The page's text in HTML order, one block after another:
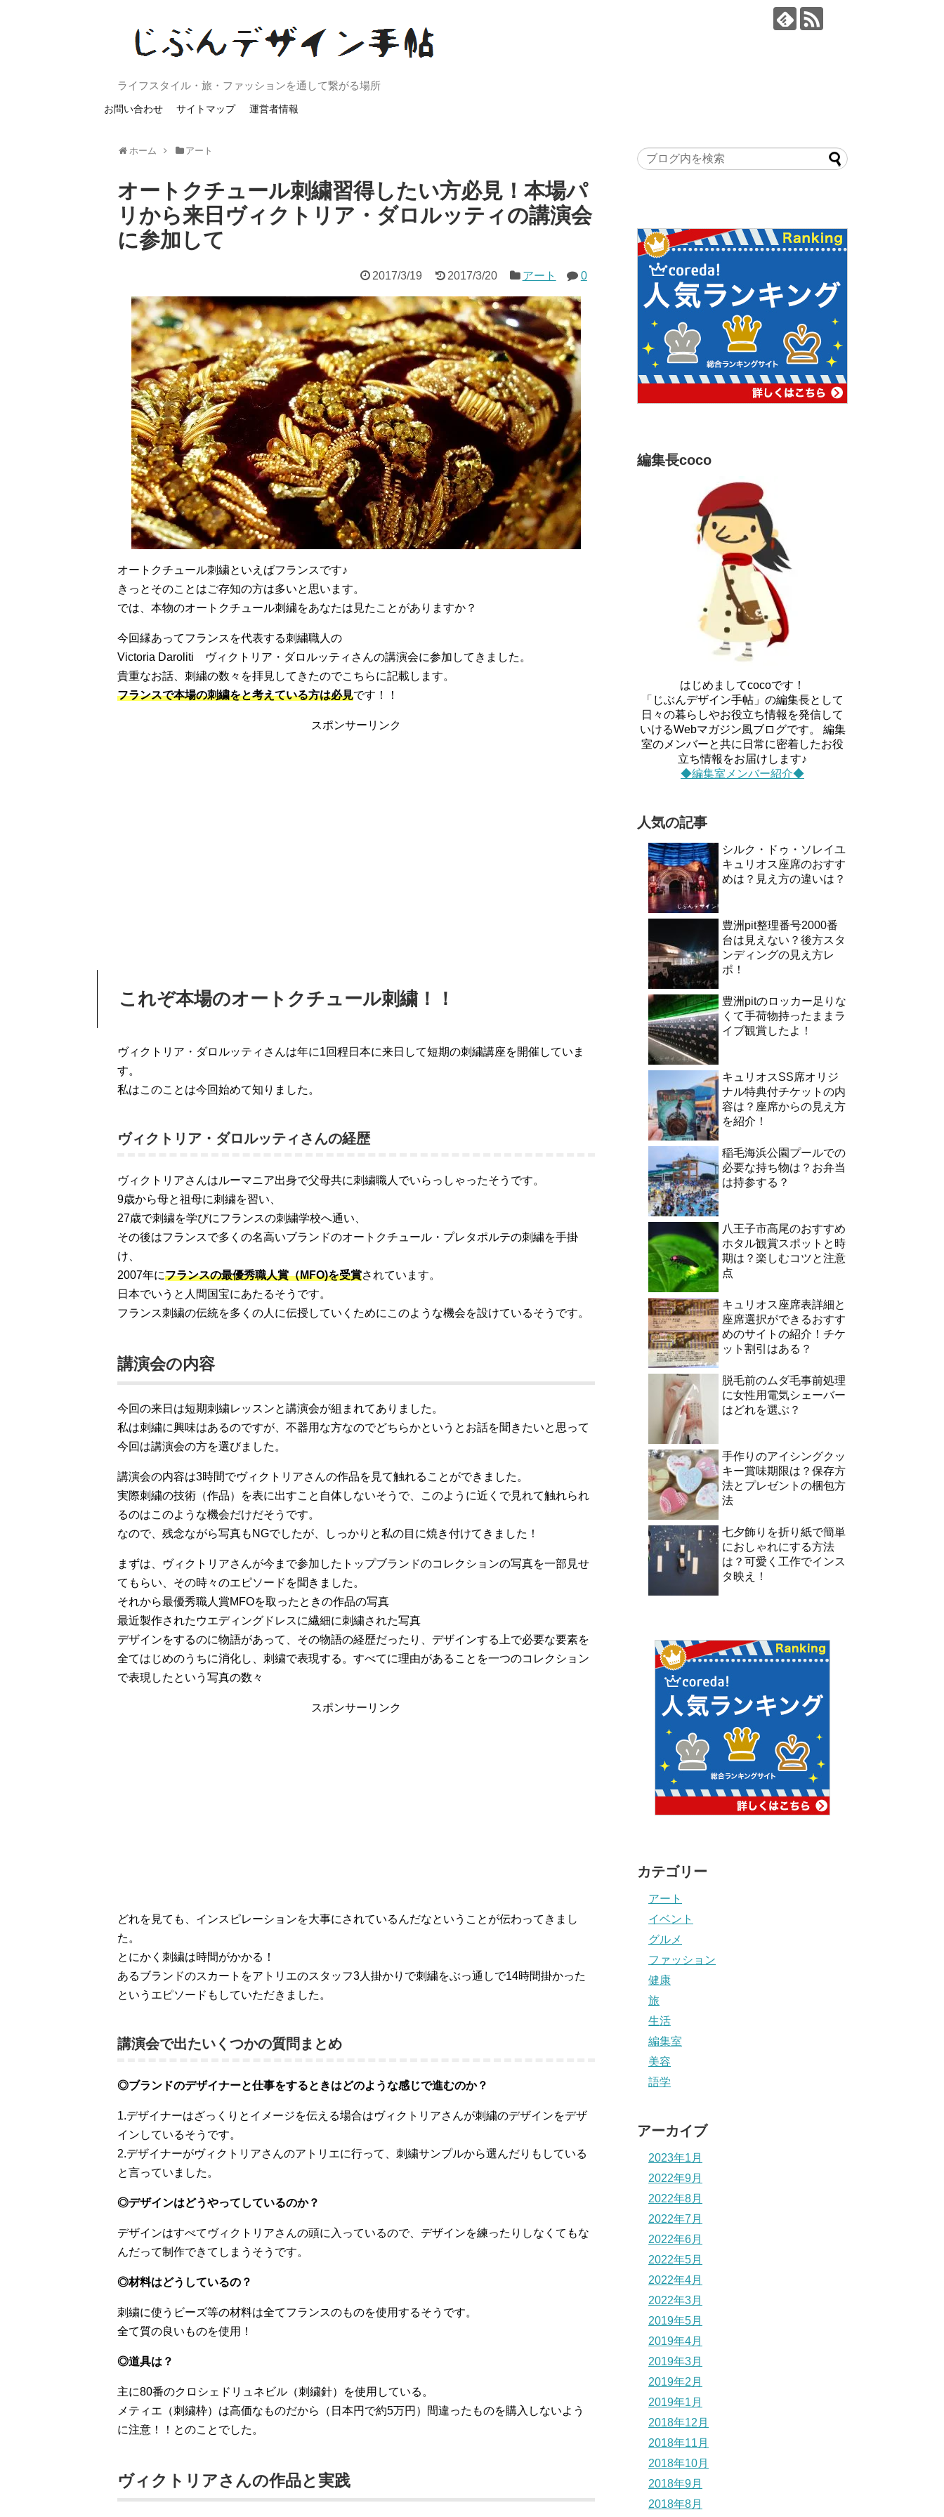
ライフスタイル・旅・ファッションを通して繋がる場所
お問い合わせ サイトマップ 運営者情報
ホーム アート
オートクチュール刺繍習得したい方必見！本場パ
リから来日ヴィクトリア・ダロルッティの講演会
に参加して
2017/3/19 2017/3/20 アート 0
オートクチュール刺繍といえばフランスです♪
きっとそのことはご存知の方は多いと思います。
では、本物のオートクチュール刺繍をあなたは見たことがありますか？
今回縁あってフランスを代表する刺繍職人の
Victoria Daroliti ヴィクトリア・ダロルッティさんの講演会に参加してきました。
貴重なお話、刺繍の数々を拝見してきたのでこちらに記載します。
フランスで本場の刺繍をと考えている方は必見です！！
スポンサーリンク
これぞ本場のオートクチュール刺繍！！
ヴィクトリア・ダロルッティさんは年に1回程日本に来日して短期の刺繍講座を開催していま
す。
私はこのことは今回始めて知りました。
ヴィクトリア・ダロルッティさんの経歴
ヴィクトリアさんはルーマニア出身で父母共に刺繍職人でいらっしゃったそうです。
9歳から母と祖母に刺繍を習い、
27歳で刺繍を学びにフランスの刺繍学校へ通い、
その後はフランスで多くの名高いブランドのオートクチュール・プレタポルテの刺繍を手掛
け、
2007年にフランスの最優秀職人賞（MFO)を受賞されています。
日本でいうと人間国宝にあたるそうです。
フランス刺繍の伝統を多くの人に伝授していくためにこのような機会を設けているそうです。
講演会の内容
今回の来日は短期刺繍レッスンと講演会が組まれてありました。
私は刺繍に興味はあるのですが、不器用な方なのでどちらかというとお話を聞きたいと思って
今回は講演会の方を選びました。
講演会の内容は3時間でヴィクトリアさんの作品を見て触れることができました。
実際刺繍の技術（作品）を表に出すこと自体しないそうで、このように近くで見れて触れられ
るのはこのような機会だけだそうです。
なので、残念ながら写真もNGでしたが、しっかりと私の目に焼き付けてきました！
まずは、ヴィクトリアさんが今まで参加したトップブランドのコレクションの写真を一部見せ
てもらい、その時々のエピソードを聞きました。
それから最優秀職人賞MFOを取ったときの作品の写真
最近製作されたウエディングドレスに繊細に刺繍された写真
デザインをするのに物語があって、その物語の経歴だったり、デザインする上で必要な要素を
全てはじめのうちに消化し、刺繍で表現する。すべてに理由があることを一つのコレクション
で表現したという写真の数々
スポンサーリンク
どれを見ても、インスピレーションを大事にされているんだなということが伝わってきまし
た。
とにかく刺繍は時間がかかる！
あるブランドのスカートをアトリエのスタッフ3人掛かりで刺繍をぶっ通しで14時間掛かった
というエピソードもしていただきました。
講演会で出たいくつかの質問まとめ
◎ブランドのデザイナーと仕事をするときはどのような感じで進むのか？
1.デザイナーはざっくりとイメージを伝える場合はヴィクトリアさんが刺繍のデザインをデザ
インしているそうです。
2.デザイナーがヴィクトリアさんのアトリエに行って、刺繍サンプルから選んだりもしている
と言っていました。
◎デザインはどうやってしているのか？
デザインはすべてヴィクトリアさんの頭に入っているので、デザインを練ったりしなくてもな
んだって制作できてしまうそうです。
◎材料はどうしているの？
刺繍に使うビーズ等の材料は全てフランスのものを使用するそうです。
全て質の良いものを使用！
◎道具は？
主に80番のクロシェドリュネビル（刺繍針）を使用している。
メティエ（刺繍枠）は高価なものだから（日本円で約5万円）間違ったものを購入しないよう
に注意！！とのことでした。
ヴィクトリアさんの作品と実践
編集長coco
はじめましてcocoです！
「じぶんデザイン手帖」の編集長として
日々の暮らしやお役立ち情報を発信して
いけるWebマガジン風ブログです。 編集
室のメンバーと共に日常に密着したお役
立ち情報をお届けします♪
◆編集室メンバー紹介◆
人気の記事
シルク・ドゥ・ソレイユ
キュリオス座席のおすす
めは？見え方の違いは？
豊洲pit整理番号2000番
台は見えない？後方スタ
ンディングの見え方レ
ポ！
豊洲pitのロッカー足りな
くて手荷物持ったままラ
イブ観賞したよ！
キュリオスSS席オリジ
ナル特典付チケットの内
容は？座席からの見え方
を紹介！
稲毛海浜公園プールでの
必要な持ち物は？お弁当
は持参する？
八王子市高尾のおすすめ
ホタル観賞スポットと時
期は？楽しむコツと注意
点
キュリオス座席表詳細と
座席選択ができるおすす
めのサイトの紹介！チケ
ット割引はある？
脱毛前のムダ毛事前処理
に女性用電気シェーバー
はどれを選ぶ？
手作りのアイシングクッ
キー賞味期限は？保存方
法とプレゼントの梱包方
法
七夕飾りを折り紙で簡単
におしゃれにする方法
は？可愛く工作でインス
タ映え！
カテゴリー
アート
イベント
グルメ
ファッション
健康
旅
生活
編集室
美容
語学
アーカイブ
2023年1月
2022年9月
2022年8月
2022年7月
2022年6月
2022年5月
2022年4月
2022年3月
2019年5月
2019年4月
2019年3月
2019年2月
2019年1月
2018年12月
2018年11月
2018年10月
2018年9月
2018年8月